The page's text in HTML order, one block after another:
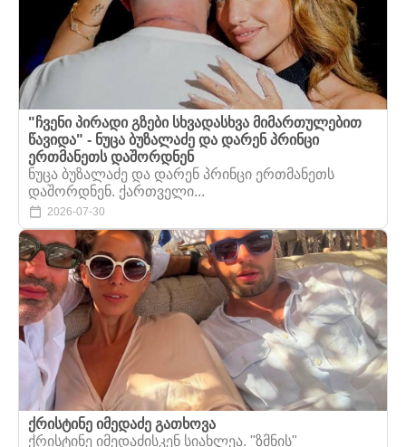
"ჩვენი პირადი გზები სხვადასხვა მიმართულებით
წავიდა" - ნუცა ბუზალაძე და დარენ პრინცი
ერთმანეთს დაშორდნენ
ნუცა ბუზალაძე და დარენ პრინცი ერთმანეთს
დაშორდნენ. ქართველი...
2026-07-30
ქრისტინე იმედაძე გათხოვა
ქრისტინე იმედაძისკენ სიახლეა. "ზმნის"